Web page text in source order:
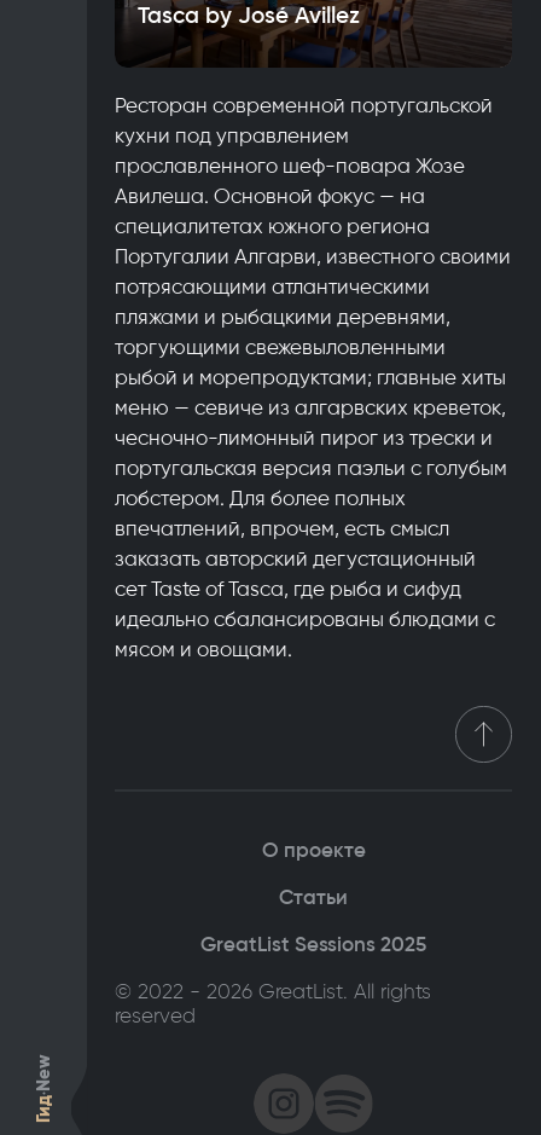
Гид
New
Tasca by José Avillez
Ресторан современной португальской
кухни под управлением
прославленного шеф-повара Жозе
Авилеша. Основной фокус — на
специалитетах южного региона
Португалии Алгарви, известного своими
потрясающими атлантическими
пляжами и рыбацкими деревнями,
торгующими свежевыловленными
рыбой и морепродуктами; главные хиты
меню — севиче из алгарвских креветок,
чесночно-лимонный пирог из трески и
португальская версия паэльи с голубым
лобстером. Для более полных
впечатлений, впрочем, есть смысл
заказать авторский дегустационный
сет Taste of Tasca, где рыба и сифуд
идеально сбалансированы блюдами с
мясом и овощами.
© 2022 - 2026 GreatList. All rights
reserved
О проекте
Статьи
GreatList Sessions 2025